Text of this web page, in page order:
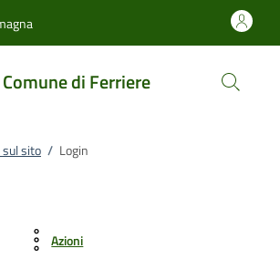
Comune di Ferriere
sito / Login
Azioni